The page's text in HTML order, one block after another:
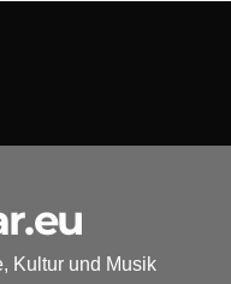
Kultur und Musik